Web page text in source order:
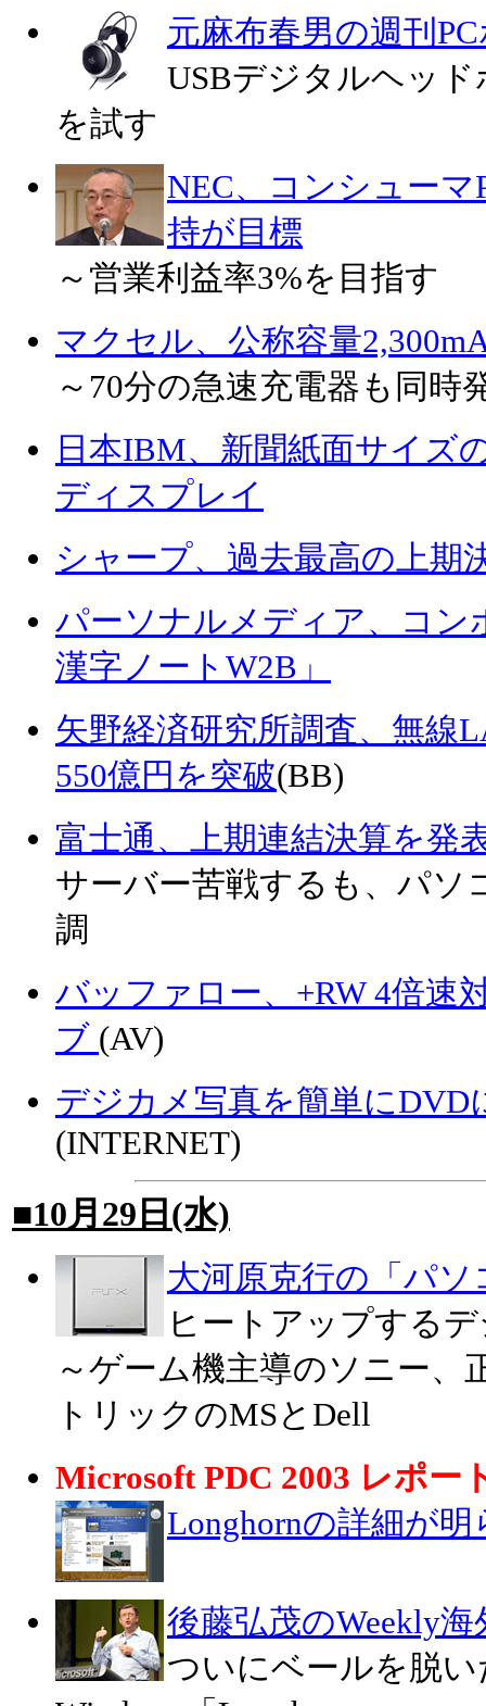
元麻布春男の週刊
USBデジタルヘッド
を試す
NEC、コンシュー
持が目標
～営業利益率3%を目指す
マクセル、公称容量
～70分の急速充電器も同時
日本IBM、新聞紙面サイズ
ディスプレイ
シャープ、過去最高の上期
パーソナルメディア、コン
漢字ノートW2B」
矢野経済研究所調査、無線
550億円を突破(BB)
富士通、上期連結決算を発
サーバー苦戦するも、パソ
調
バッファロー、+RW 4倍速
ブ (AV)
デジカメ写真を簡単にDVD
(INTERNET)
■10月29日(水)
大河原克行の「パ
ヒートアップする
～ゲーム機主導のソニー、
トリックのMSとDell
Microsoft PDC 2003 レポー
Longhornの詳細が明
後藤弘茂のWeekly
ついにベールを脱い